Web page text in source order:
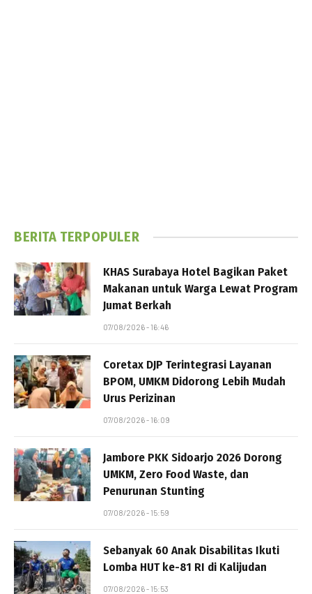
BERITA TERPOPULER
KHAS Surabaya Hotel Bagikan Paket
Makanan untuk Warga Lewat Program
Jumat Berkah
07/08/2026 - 16:46
Coretax DJP Terintegrasi Layanan
BPOM, UMKM Didorong Lebih Mudah
Urus Perizinan
07/08/2026 - 16:09
Jambore PKK Sidoarjo 2026 Dorong
UMKM, Zero Food Waste, dan
Penurunan Stunting
07/08/2026 - 15:59
Sebanyak 60 Anak Disabilitas Ikuti
Lomba HUT ke-81 RI di Kalijudan
07/08/2026 - 15:53